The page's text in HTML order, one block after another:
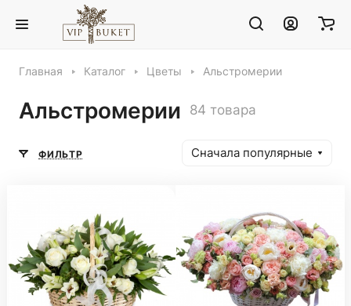
Главная Каталог Цветы Альстромерии
Альстромерии 84 товара
ФИЛЬТР Сначала популярные